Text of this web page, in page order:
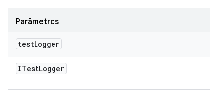
Parâmetros
testLogger
ITestLogger